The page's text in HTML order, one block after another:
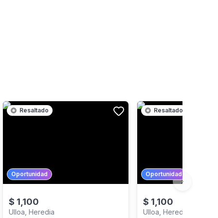
Resaltado
Oportunidad
$ 1,100
Ulloa, Heredia
Resaltado
Oportunidad
$ 1,100
Ulloa, Heredia
Next slide